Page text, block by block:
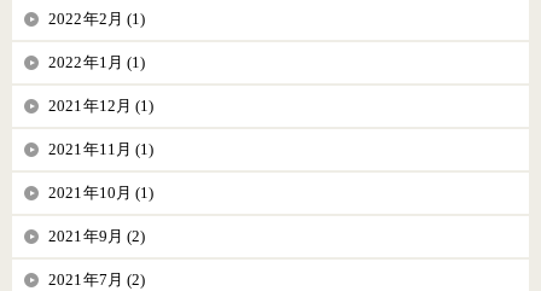
2022年2月 (1)
2022年1月 (1)
2021年12月 (1)
2021年11月 (1)
2021年10月 (1)
2021年9月 (2)
2021年7月 (2)